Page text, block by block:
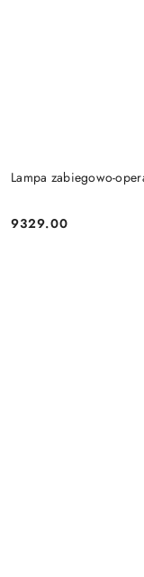
Lampa zabiegowo-
Cena:
9329.00